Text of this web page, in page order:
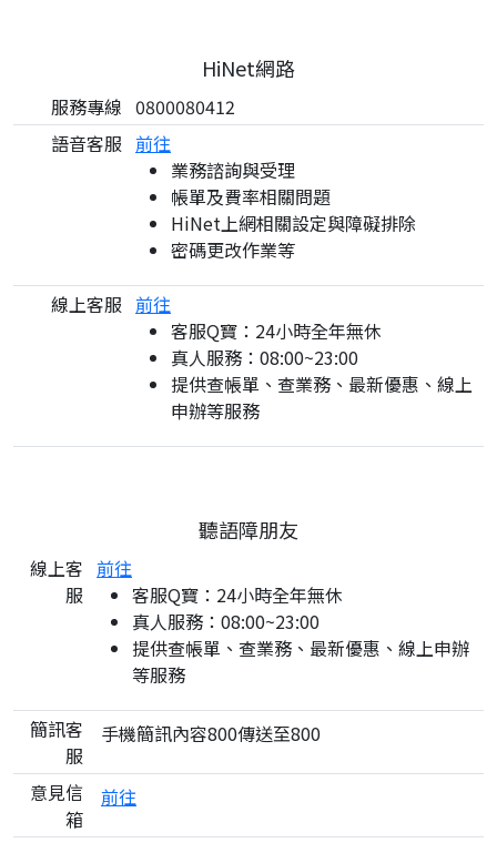
HiNet網路
服務專線 0800080412
語音客服 前往
業務諮詢與受理
帳單及費率相關問題
HiNet上網相關設定與障礙排除
密碼更改作業等
線上客服 前往
客服Q寶：24小時全年無休
真人服務：08:00~23:00
提供查帳單、查業務、最新優惠、線上
申辦等服務
聽語障朋友
線上客
服
前往
客服Q寶：24小時全年無休
真人服務：08:00~23:00
提供查帳單、查業務、最新優惠、線上申辦
等服務
簡訊客
服
手機簡訊內容800傳送至800
意見信
箱
前往